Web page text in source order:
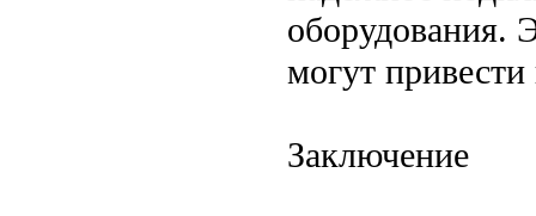
оборудования.
могут
Заключение